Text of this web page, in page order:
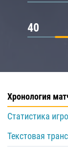
40
Хронология
Статистика
Текстовая